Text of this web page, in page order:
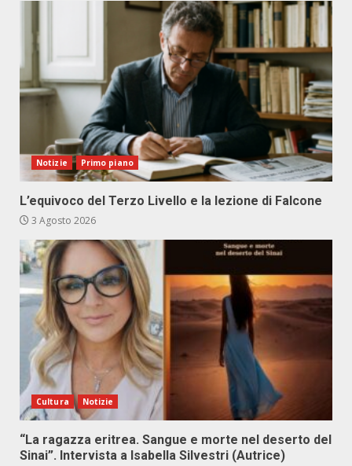
Notizie Primo piano
L’equivoco del Terzo Livello e la lezione di Falcone
3 Agosto 2026
Cultura Notizie
“La ragazza eritrea. Sangue e morte nel deserto del
Sinai”. Intervista a Isabella Silvestri (Autrice)